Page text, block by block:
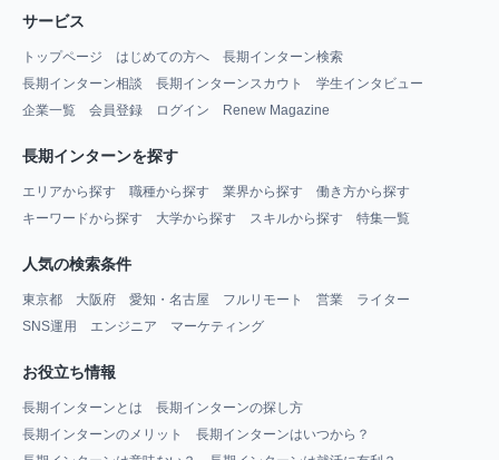
サービス
トップページ はじめての方へ
長期インターン検索
長期インターン相談
長期インターンスカウト
学生インタビュー
企業一覧
会員登録 ログイン Renew Magazine
長期インターンを探す
エリアから探す 職種から探す 業界から探す
働き方から探す
キーワードから探す
大学から探す スキルから探す 特集一覧
人気の検索条件
東京都 大阪府 愛知・名古屋 フルリモート 営業
ライター
SNS運用
エンジニア マーケティング
お役立ち情報
長期インターンとは
長期インターンの探し方
長期インターンのメリット
長期インターンはいつから？